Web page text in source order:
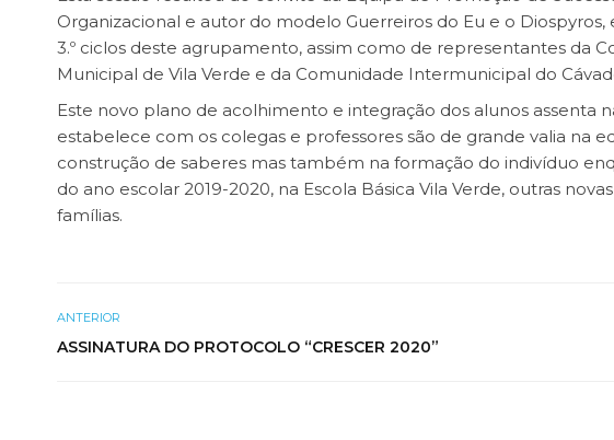
Organizacional e autor do modelo Guerreiros do Eu e o
3.º ciclos deste agrupamento, assim como de representantes da
Municipal de Vila Verde e da Comunidade Intermunicipal do
Este novo plano de acolhimento e integração dos alunos assenta
estabelece com os colegas e professores são de grande valia na
construção de saberes mas também na formação do indivíduo
do ano escolar 2019-2020, na Escola Básica Vila Verde, outras
famílias.
ANTERIOR
ASSINATURA DO PROTOCOLO “CRESCER 2020”